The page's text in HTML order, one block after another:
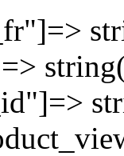
”Cadavre exquis” en streaming sur Brefcinema. Le premier mois est gratuit." ["rubrique_date_crea"]=> string(19) "0000-00-00 00:00:00" ["rubrique_date_modif"]=> string(19) "0000-00-00 00:00:00" ["rubrique_date_publi"]=> string(19) "0000-00-00 00:00:00" ["rubrique_picto_fr"]=> string(0) "" ["rubrique_type"]=> string(4) "page" ["rubrique_link_fr"]=> string(0) "" ["rubrique_dyntitle"]=> string(1) "0" ["rubrique_dynvisibility"]=> string(1) "0" ["rubrique_template"]=> string(0) "" ["rubrique_option"]=> string(0) "" } ["fk_rubrique_version_id"]=> string(5) "47747" ["params"]=> array(0) { } ["bddClasse"]=> string(0) "" ["rObj"]=> object(rubrique)#87 (10) { ["table"]=> string(10) "s_rubrique" ["id"]=> string(5) "47747" ["tabField"]=> array(31) { ["rubrique_id"]=> object(ADOFieldObject)#10 (12) { ["name"]=> string(11) "rubrique_id" ["max_length"]=> string(2) "10" ["type"]=> string(3) "int" ["scale"]=> NULL ["not_null"]=> bool(true) ["primary_key"]=> bool(true)